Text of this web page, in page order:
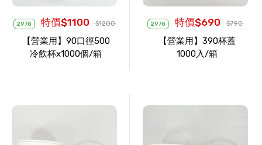
2978 特價$1100 $1200
【營業用】90口徑500
冷飲杯x1000個/箱
2978 特價$690 $790
【營業用】390杯蓋
1000入/箱